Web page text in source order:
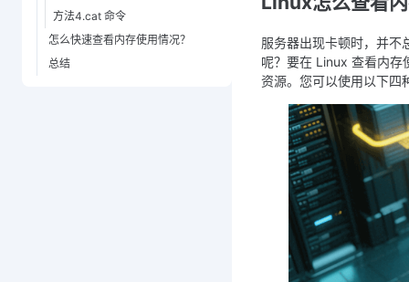
方法4.cat 命令
怎么快速查看内存使用情况？
总结
服务器出现卡顿时，并不
呢？要在 Linux 查看内存
资源。您可以使用以下四